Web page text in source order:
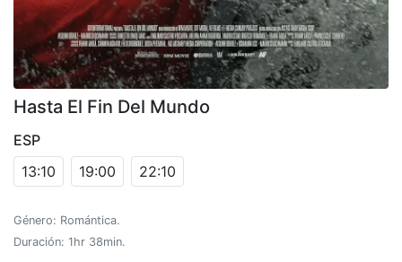
Hasta El Fin Del Mundo
ESP
13:10
19:00 22:10
Género: Romántica.
Duración: 1hr 38min.